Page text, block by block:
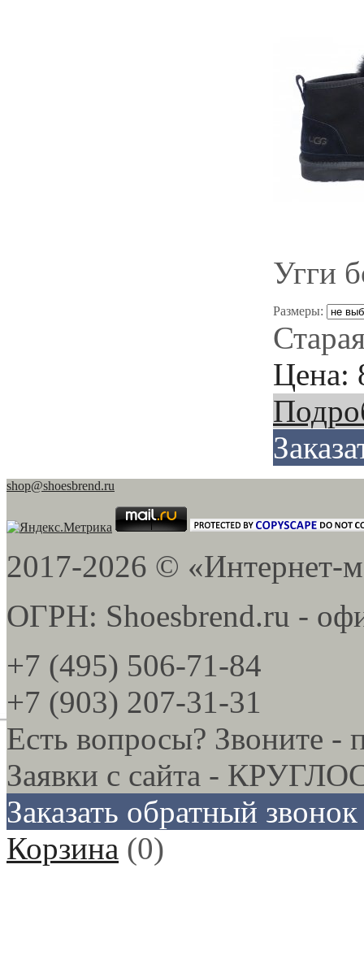
Угги
Размеры:
Цена:
shop@shoesbrend.ru
2017-2026 © «Интернет-
ОГРН: Shoesbrend.ru -
+7 (495) 506-71-84
+7 (903) 207-31-31
Есть вопросы? Звоните
Заявки с сайта -
Заказать обратный звонок
Корзина (0)